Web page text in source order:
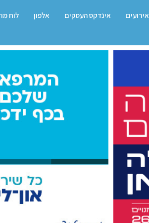
אירועים אינדקס העסקים אלפון לוח